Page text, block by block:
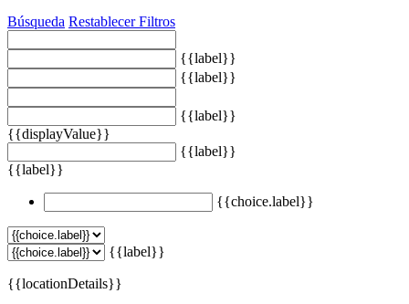
Búsqueda Restablecer Filtros
{{label}}
{{label}}
{{label}}
{{displayValue}}
{{label}}
{{label}}
{{choice.label}}
{{label}}
{{locationDetails}}